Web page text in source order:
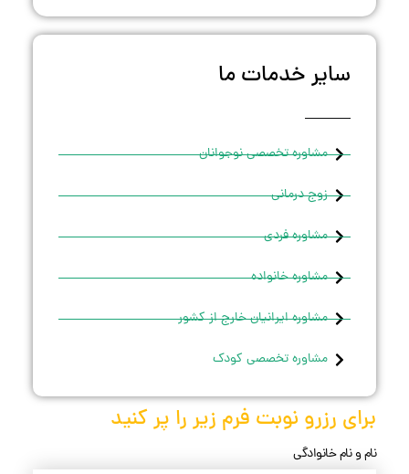
سایر خدمات ما
مشاوره تخصصی نوجوانان
زوج درمانی
مشاوره فردی
مشاوره خانواده
مشاوره ایرانیان خارج از کشور
مشاوره تخصصی کودک
برای رزرو نوبت فرم زیر را پر کنید
نام و نام خانوادگی